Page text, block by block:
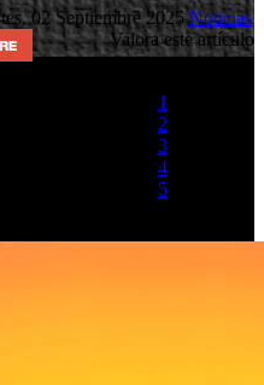
02 Septiembre 2025Noticias
Valora este artículo
1
2
3
4
5